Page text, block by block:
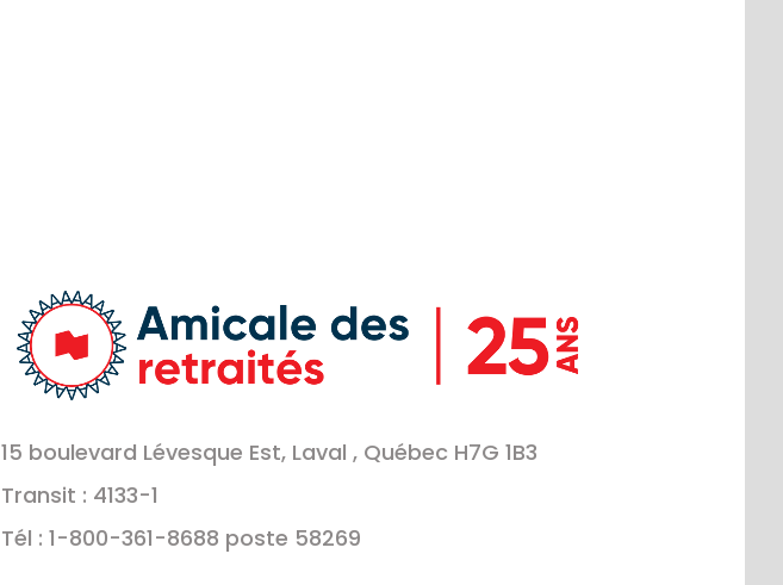
15 boulevard Lévesque Est, Laval , Québec H7G 1B3
Transit : 4133-1
Tél : 1-800-361-8688 poste 58269